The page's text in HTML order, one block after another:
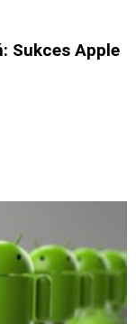
Sukces Apple